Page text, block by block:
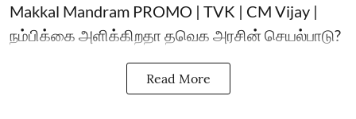
Makkal Mandram PROMO | TVK | CM Vijay |
நம்பிக்கை அளிக்கிறதா தவெக அரசின் செயல்பாடு?
Read More